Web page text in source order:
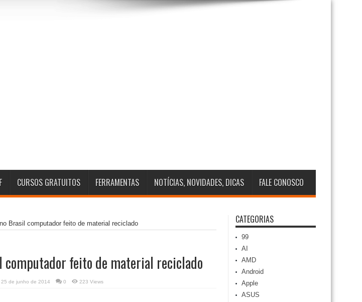
CURSOS GRATUITOS FERRAMENTAS NOTÍCIAS, NOVIDADES, DICAS FALE CONOSCO
Brasil computador feito de material reciclado
computador feito de material reciclado
25 de junho de 2014 0 223 Views
CATEGORIAS
99
AI
AMD
Android
Apple
ASUS